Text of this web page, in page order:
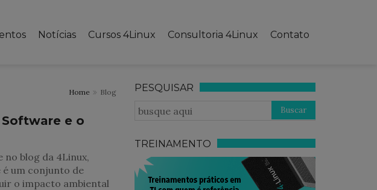
Notícias Cursos 4Linux Consultoria 4Linux Contato
Home Blog
Software e o
no blog da 4Linux,
é um conjunto de
o impacto ambiental
PESQUISAR
TREINAMENTO